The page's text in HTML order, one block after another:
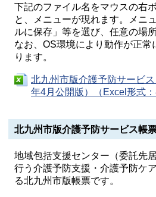
下記のファイル名をマウスの右
と、メニューが現れます。メニ
ルに保存」等を選び、任意の場
なお、OS環境により動作が正常
ります。
北九州市版介護予防サービ
年4月公開版）（Excel形式：
北九州市版介護予防サービス帳
地域包括支援センター（委託先
行う介護予防支援・介護予防ケ
る北九州市版帳票です。